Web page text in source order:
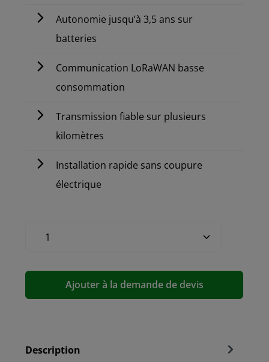
Autonomie jusqu’à 3,5 ans sur
batteries
Communication LoRaWAN basse
consommation
Transmission fiable sur plusieurs
kilomètres
Installation rapide sans coupure
électrique
Ajouter à la demande de devis
Description